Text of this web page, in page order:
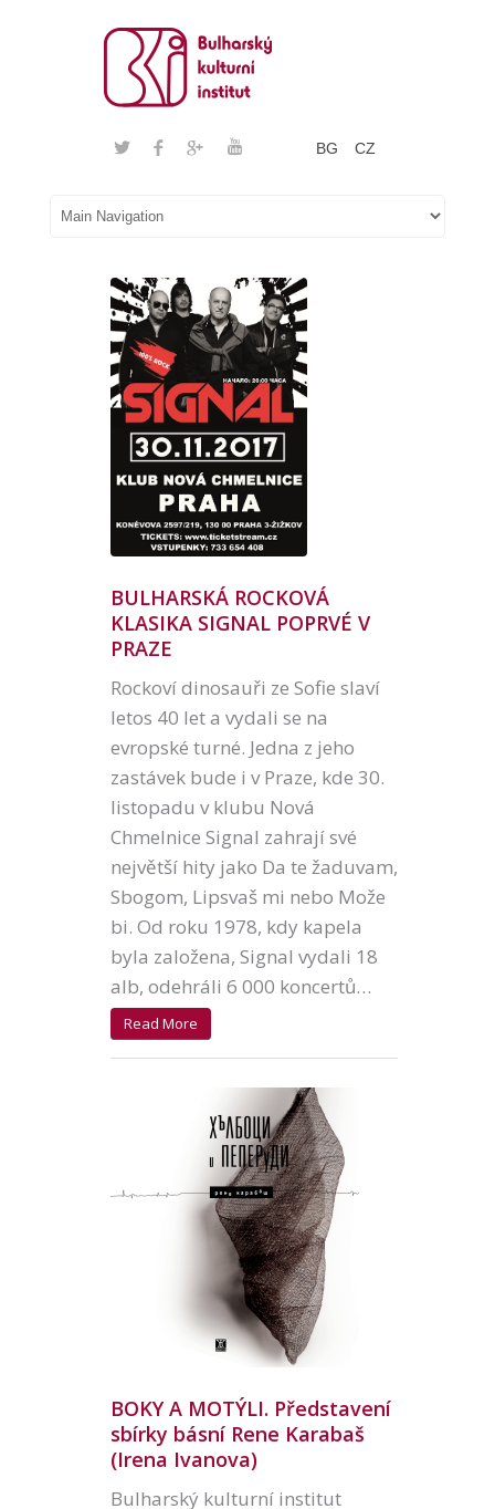
BG CZ
BULHARSKÁ ROCKOVÁ
KLASIKA SIGNAL POPRVÉ V
PRAZE
Rockoví dinosauři ze Sofie slaví
letos 40 let a vydali se na
evropské turné. Jedna z jeho
zastávek bude i v Praze, kde 30.
listopadu v klubu Nová
Chmelnice Signal zahrají své
největší hity jako Da te žaduvam,
Sbogom, Lipsvaš mi nebo Može
bi. Od roku 1978, kdy kapela
byla založena, Signal vydali 18
alb, odehráli 6 000 koncertů…
Read More
BOKY A MOTÝLI. Představení
sbírky básní Rene Karabaš
(Irena Ivanova)
Bulharský kulturní institut